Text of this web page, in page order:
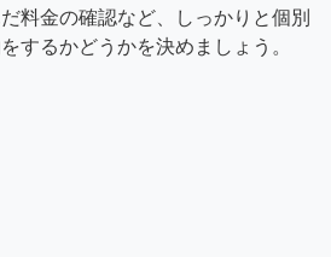
料金の確認など、しっかりと個別
するかどうかを決めましょう。